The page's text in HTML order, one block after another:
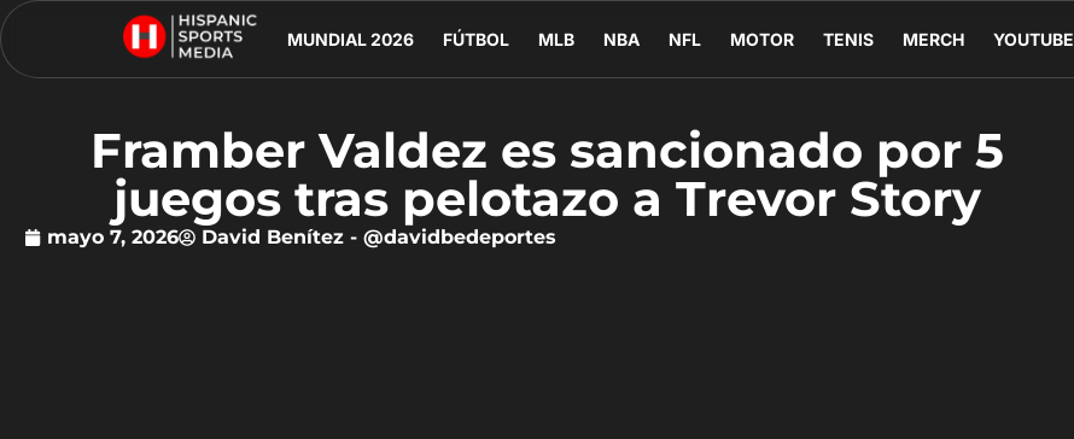
MUNDIAL 2026 FÚTBOL MLB NBA NFL MOTOR TENIS MERCH YOUTUBE
Framber Valdez es sancionado por 5
juegos tras pelotazo a Trevor Story
mayo 7, 2026 David Benítez - @davidbedeportes